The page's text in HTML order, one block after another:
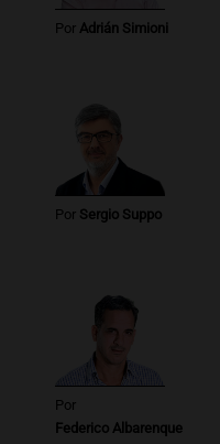
Por Adrián Simioni
Por Sergio Suppo
Por
Federico Albarenque